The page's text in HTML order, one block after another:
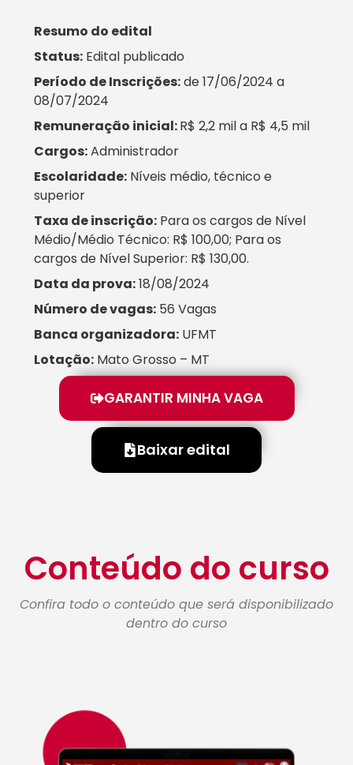
Resumo do edital
Status:Edital publicado
Período de Inscrições:de 17/06/2024 a
08/07/2024
Remuneração inicial:R$ 2,2 mil a R$ 4,5 mil
Cargos:Administrador
Escolaridade:Níveis médio, técnico e
superior
Taxa de inscrição:Para os cargos de Nível
Médio/Médio Técnico: R$ 100,00; Para os
cargos de Nível Superior: R$ 130,00.
Data da prova:18/08/2024
Número de vagas:56 Vagas
Banca organizadora:UFMT
Lotação:Mato Grosso – MT
GARANTIR MINHA VAGA
Baixar edital
Conteúdo do curso
Confira todo o conteúdo que será disponibilizado
dentro do curso